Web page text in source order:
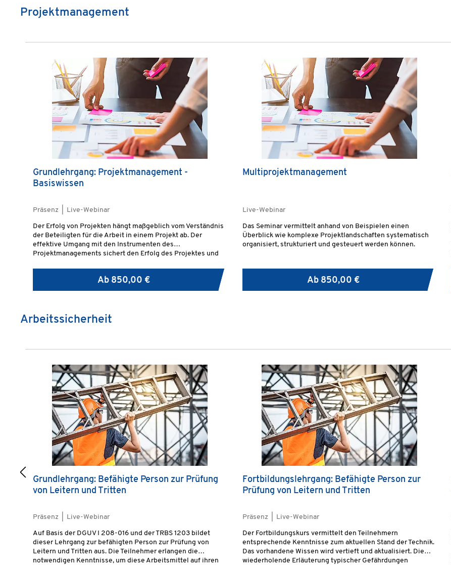
Projektmanagement
Grundlehrgang: Projektmanagement -
Basiswissen
Präsenz | Live-Webinar
Der Erfolg von Projekten hängt maßgeblich vom Verständnis
der Beteiligten für die Arbeit in einem Projekt ab. Der
effektive Umgang mit den Instrumenten des
Projektmanagements sichert den Erfolg des Projektes und
Ab 850,00 €
Multiprojektmanagement
Live-Webinar
Das Seminar vermittelt anhand von Beispielen einen
Überblick wie komplexe Projektlandschaften systematisch
organisiert, strukturiert und gesteuert werden können.
Ab 850,00 €
Arbeitssicherheit
Grundlehrgang: Befähigte Person zur Prüfung
von Leitern und Tritten
Präsenz | Live-Webinar
Auf Basis der DGUV I 208-016 und der TRBS 1203 bildet
dieser Lehrgang zur befähigten Person zur Prüfung von
Leitern und Tritten aus. Die Teilnehmer erlangen die
notwendigen Kenntnisse, um diese Arbeitsmittel auf ihren
Fortbildungslehrgang: Befähigte Person zur
Prüfung von Leitern und Tritten
Präsenz | Live-Webinar
Der Fortbildungskurs vermittelt den Teilnehmern
entsprechende Kenntnisse zum aktuellen Stand der Technik.
Das vorhandene Wissen wird vertieft und aktualisiert. Die
wiederholende Erläuterung typischer Gefährdungen